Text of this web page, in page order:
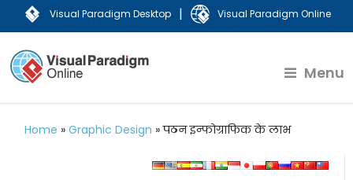
Visual Paradigm Desktop | Visual Paradigm Online
Menu
Home »Graphic Design »पठन इन्फोग्राफिक के लाभ